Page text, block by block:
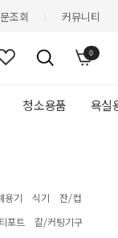
조회 커뮤니티
0
청소용품 욕실
용기 식기
잔/컵
포트
칼/커팅기구